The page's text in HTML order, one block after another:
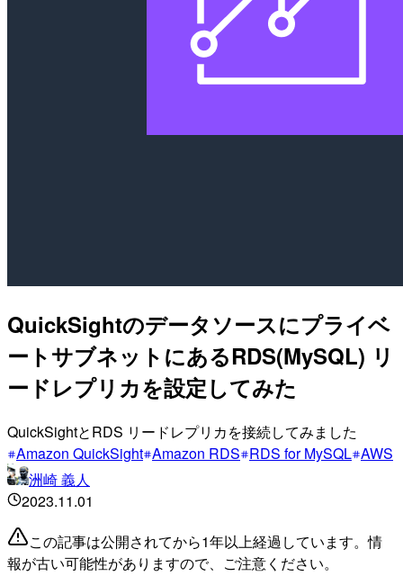
QuickSightのデータソースにプライベ
ートサブネットにあるRDS(MySQL) リ
ードレプリカを設定してみた
QuickSightとRDS リードレプリカを接続してみました
Amazon QuickSight Amazon RDS RDS for MySQL AWS
洲崎 義人
2023.11.01
この記事は公開されてから1年以上経過しています。情
報が古い可能性がありますので、ご注意ください。